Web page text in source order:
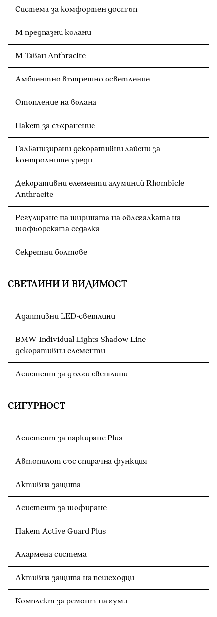
Система за комфортен достъп
M предпазни колани
M Таван Anthracite
Амбиентно вътрешно осветление
Отопление на волана
Пакет за съхранение
Галванизирани декоративни лайсни за
контролните уреди
Декоративни елементи алуминий Rhombicle
Anthracite
Регулиране на ширината на облегалката на
шофьорската седалка
Секретни болтове
СВЕТЛИНИ И ВИДИМОСТ
Адаптивни LED-светлини
BMW Individual Lights Shadow Line -
декоративни елементи
Асистент за дълги светлини
СИГУРНОСТ
Асистент за паркиране Plus
Автопилот със спирачна функция
Активна защита
Асистент за шофиране
Пакет Active Guard Plus
Алармена система
Активна защита на пешеходци
Комплект за ремонт на гуми